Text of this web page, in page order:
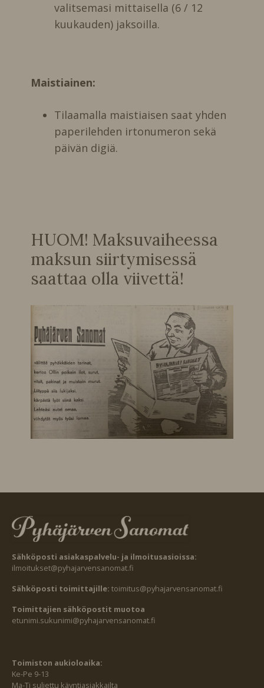
valitsemasi mittaisella (6 / 12
kuukauden) jaksoilla.
Maistiainen:
Tilaamalla maistiaisen saat yhden
paperilehden irtonumeron sekä
päivän digiä.
HUOM! Maksuvaiheessa
maksun siirtymisessä
saattaa olla viivettä!
Sähköposti asiakaspalvelu- ja ilmoitusasioissa:
ilmoitukset@pyhajarvensanomat.fi
Sähköposti toimittajille: toimitus@pyhajarvensanomat.fi
Toimittajien sähköpostit muotoa
etunimi.sukunimi@pyhajarvensanomat.fi
Toimiston aukioloaika:
Ke-Pe 9-13
Ma-Ti suljettu käyntiasiakkailta